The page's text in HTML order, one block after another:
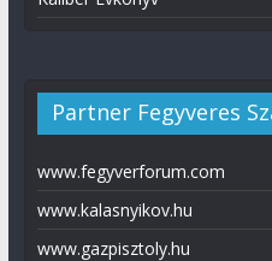
Partner Fegyveres
www.fegyverforum.com
www.kalasnyikov.hu
www.gazpisztoly.hu